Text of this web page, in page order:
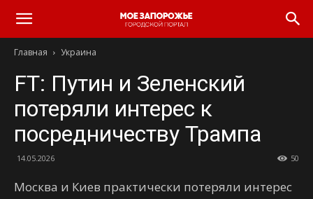
Главная Украина
FT: Путин и Зеленский
потеряли интерес к
посредничеству Трампа
14.05.2026 50
Москва и Киев практически потеряли интерес